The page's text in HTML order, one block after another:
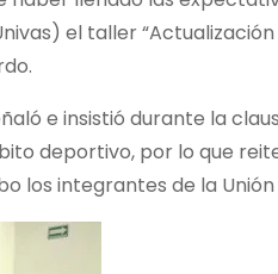
el taller
e insistió durante la
deportivo, por lo que
los integrantes de la